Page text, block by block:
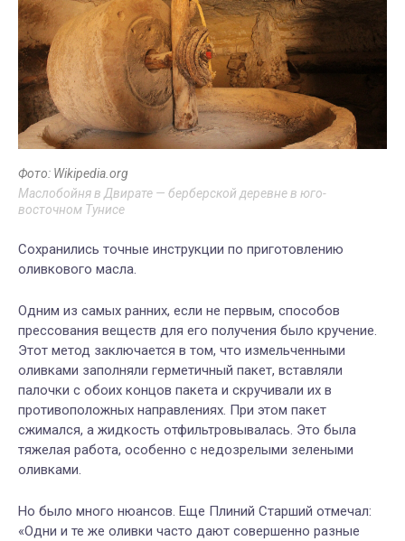
Фото: Wikipedia.org
Маслобойня в Двирате — берберской деревне в юго-
восточном Тунисе
Сохранились точные инструкции по приготовлению
оливкового масла.
Одним из самых ранних, если не первым, способов
прессования веществ для его получения было кручение.
Этот метод заключается в том, что измельченными
оливками заполняли герметичный пакет, вставляли
палочки с обоих концов пакета и скручивали их в
противоположных направлениях. При этом пакет
сжимался, а жидкость отфильтровывалась. Это была
тяжелая работа, особенно с недозрелыми зелеными
оливками.
Но было много нюансов. Еще Плиний Старший отмечал:
«Одни и те же оливки часто дают совершенно разные